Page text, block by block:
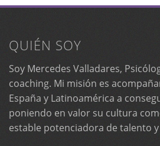
QUIÉN SOY
Soy Mercedes Valladares,
coaching. Mi misión es
España y Latinoamérica a
poniendo en valor su cultura
estable potenciadora de talento